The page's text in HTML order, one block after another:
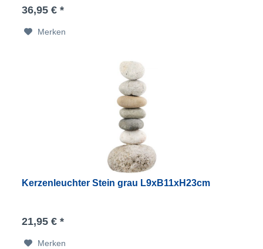
36,95 € *
Merken
Kerzenleuchter Stein grau L9xB11xH23cm
21,95 € *
Merken